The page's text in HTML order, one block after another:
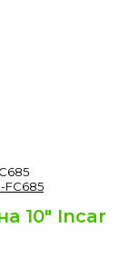
10" Incar